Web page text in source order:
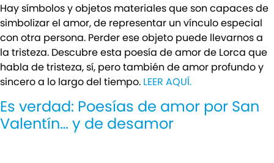
Hay símbolos y objetos materiales que son capaces de
simbolizar el amor, de representar un vínculo especial
con otra persona. Perder ese objeto puede llevarnos a
la tristeza. Descubre esta poesía de amor de Lorca que
habla de tristeza, sí, pero también de amor profundo y
sincero a lo largo del tiempo. LEER AQUÍ.
Es verdad: Poesías de amor por San
Valentín… y de desamor